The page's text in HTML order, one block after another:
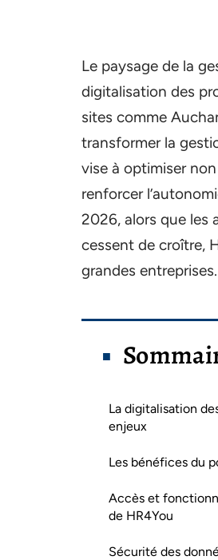
Le paysage de la
digitalisation des
sites comme
transformer la
vise à optimiser
renforcer
2026, alors que les
cessent de croître,
grandes entreprises.
La digitalisation
enjeux
Les bénéfices du
Accès et
de HR4You
Sécurité des